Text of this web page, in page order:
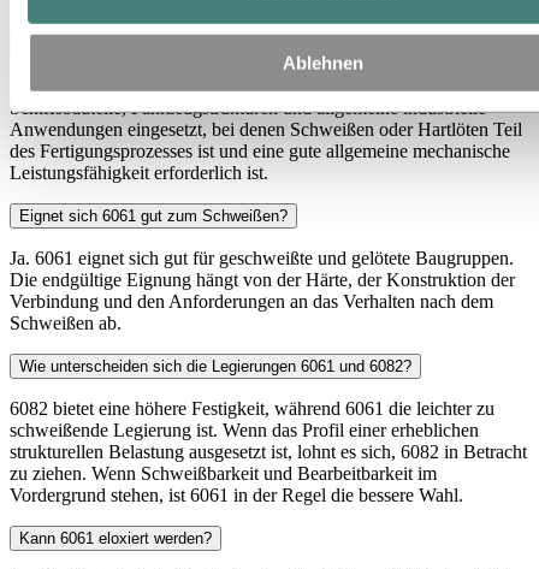
Ablehnen
Am häufigsten wird es in stranggepressten Profilen für
Schiffsbauteile, Fahrzeugstrukturen und allgemeine industrielle
Anwendungen eingesetzt, bei denen Schweißen oder Hartlöten Teil
des Fertigungsprozesses ist und eine gute allgemeine mechanische
Leistungsfähigkeit erforderlich ist.
Eignet sich 6061 gut zum Schweißen?
Ja. 6061 eignet sich gut für geschweißte und gelötete Baugruppen.
Die endgültige Eignung hängt von der Härte, der Konstruktion der
Verbindung und den Anforderungen an das Verhalten nach dem
Schweißen ab.
Wie unterscheiden sich die Legierungen 6061 und 6082?
6082 bietet eine höhere Festigkeit, während 6061 die leichter zu
schweißende Legierung ist. Wenn das Profil einer erheblichen
strukturellen Belastung ausgesetzt ist, lohnt es sich, 6082 in Betracht
zu ziehen. Wenn Schweißbarkeit und Bearbeitbarkeit im
Vordergrund stehen, ist 6061 in der Regel die bessere Wahl.
Kann 6061 eloxiert werden?